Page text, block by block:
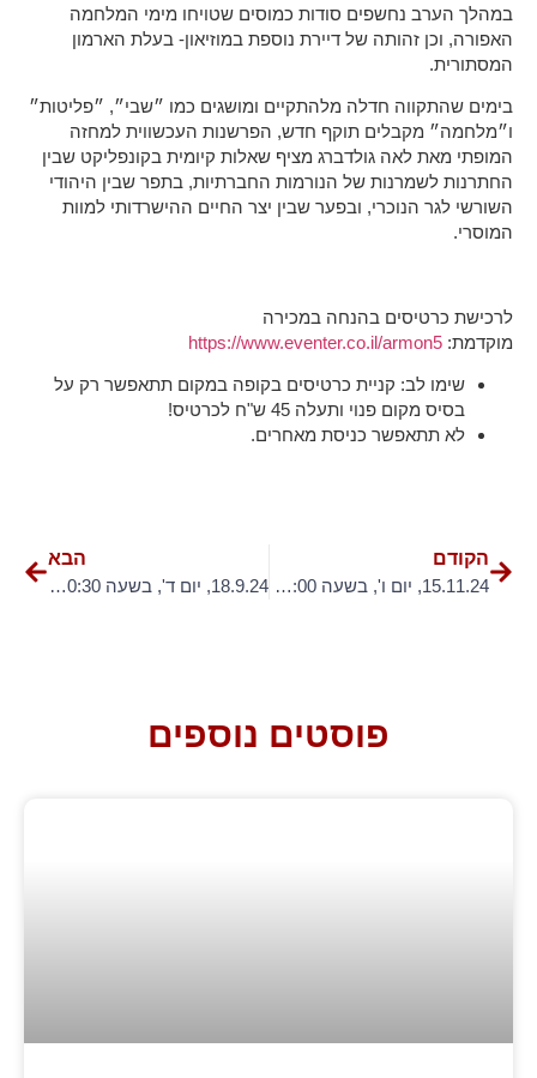
במהלך הערב נחשפים סודות כמוסים שטויחו מימי המלחמה
האפורה, וכן זהותה של דיירת נוספת במוזיאון- בעלת הארמון
המסתורית.
בימים שהתקווה חדלה מלהתקיים ומושגים כמו ״שבי״, ״פליטות״
ו״מלחמה״ מקבלים תוקף חדש, הפרשנות העכשווית למחזה
המופתי מאת לאה גולדברג מציף שאלות קיומית בקונפליקט שבין
החתרנות לשמרנות של הנורמות החברתיות, בתפר שבין היהודי
השורשי לגר הנוכרי, ובפער שבין יצר החיים ההישרדותי למוות
המוסרי.
לרכישת כרטיסים בהנחה במכירה
מוקדמת: https://www.eventer.co.il/armon5
שימו לב: קניית כרטיסים בקופה במקום תתאפשר רק על
בסיס מקום פנוי ותעלה 45 ש"ח לכרטיס!
לא תתאפשר כניסת מאחרים.
הקודם
15.11.24, יום ו', בשעה 21:00 – טניה וינוקור והכינור
הבא
18.9.24, יום ד', בשעה 20:30 – "בעלת הארמון"
פוסטים נוספים